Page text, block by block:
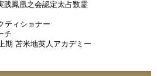
践鳳凰之会認定太占数霊
ティショナー
チ
期 苫米地英人アカデミー